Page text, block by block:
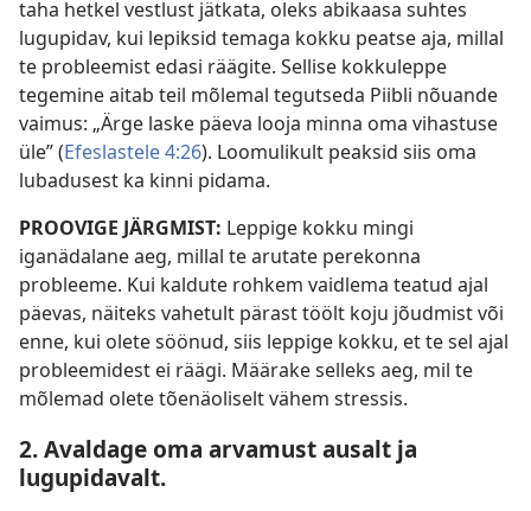
taha hetkel vestlust jätkata, oleks abikaasa suhtes
lugupidav, kui lepiksid temaga kokku peatse aja, millal
te probleemist edasi räägite. Sellise kokkuleppe
tegemine aitab teil mõlemal tegutseda Piibli nõuande
vaimus: „Ärge laske päeva looja minna oma vihastuse
üle” (Efeslastele 4:26). Loomulikult peaksid siis oma
lubadusest ka kinni pidama.
PROOVIGE JÄRGMIST: Leppige kokku mingi
iganädalane aeg, millal te arutate perekonna
probleeme. Kui kaldute rohkem vaidlema teatud ajal
päevas, näiteks vahetult pärast töölt koju jõudmist või
enne, kui olete söönud, siis leppige kokku, et te sel ajal
probleemidest ei räägi. Määrake selleks aeg, mil te
mõlemad olete tõenäoliselt vähem stressis.
2. Avaldage oma arvamust ausalt ja
lugupidavalt.